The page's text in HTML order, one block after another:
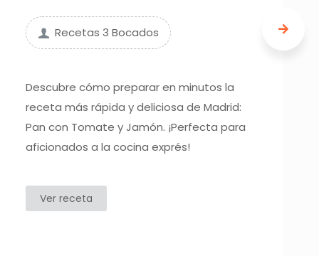
Recetas 3 Bocados
Descubre cómo preparar en minutos la
receta más rápida y deliciosa de Madrid:
Pan con Tomate y Jamón. ¡Perfecta para
aficionados a la cocina exprés!
Ver receta